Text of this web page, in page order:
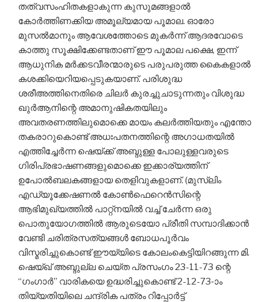
തത്വസംഹിതകളാകുന്ന കുസുമങ്ങളാല്‍
കോര്‍ത്തിണക്കിയ അമൂല്യമായ പൂമാല. ഓരോ
മുസല്‍മാനും ആവേശത്തോടെ മുകര്‍ന്ന് ആദരവോടെ
കാത്തു സൂക്ഷിക്കേണ്ടതാണ് ഈ പൂമാല പക്ഷെ, ഇന്ന്
ആധുനിക മര്‍ക്കടവീരന്മാരുടെ പരുപരുത്ത കൈകളാല്‍
കശക്കിയെറിയപ്പെടുകയാണ്. പരിശുദ്ധ
ശരീഅത്തിനെതിരെ ചിലര്‍ കുരച്ചുചാടുന്നതും വിശുദ്ധ
ഖുര്‍ആനിന്റെ അമാനുഷികതയിലും
അവതരണത്തിലുമൊക്കെ മായം കലര്‍ത്തിയതും എന്തോ
തകരാറുകൊണ്ട് അധഃപതനത്തിന്റെ അഗാധതയില്‍
എത്തിച്ചേര്‍ന്ന ഷെയ്ക്ക് അബ്ദുള്ള പോലുള്ളവരുടെ
ഗിരിപ്രഭാഷണങ്ങളുമൊക്കെ ഇക്കാര്യത്തിന്
ഉപോല്‍ബലകങ്ങളായ തെളിവുകളാണ്. (മുസ്‌ലിം
എഡ്യൂക്കേഷണല്‍ കോണ്‍ഫെറെന്‍സിന്റെ
ആഭിമുഖ്യത്തില്‍ പാറ്റ്‌നയില്‍ വച്ച് ചേര്‍ന്ന ഒരു
പൊതുയോഗത്തില്‍ ആരുടെയോ പ്രീതി സമ്പാദിക്കാന്‍
വേണ്ടി ചരിത്രസത്യങ്ങള്‍ ബോധപൂര്‍വം
വിസ്മരിച്ചുകൊണ്ട് ഈയ്യിടെ കോലംകെട്ടിയിറങ്ങുന്ന മി.
ഷെയ്ഖ് അബ്ദുല്ല ചെയ്ത പ്രസംഗം 23-11-73 ന്റെ
“ഗംഗാര്‍” വാരികയെ ഉദ്ധരിച്ചുകൊണ്ട് 2-12-73-ാം
തിയ്യതിയിലെ ചന്ദ്രിക പത്രം റിപ്പോര്‍ട്ട്